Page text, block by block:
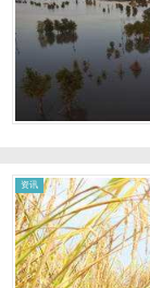
资讯